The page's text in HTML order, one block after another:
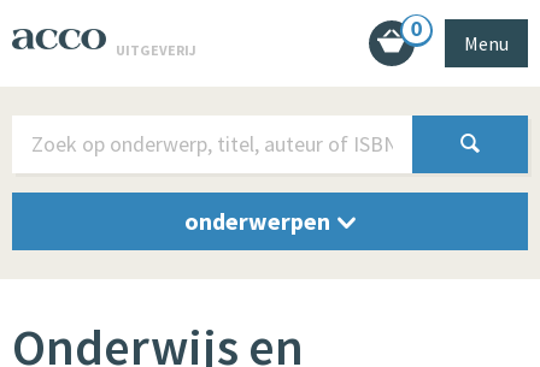
UITGEVERIJ
0
Menu
onderwerpen
Onderwijs en